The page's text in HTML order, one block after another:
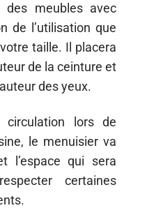
des meubles avec
de l’utilisation que
taille. Il placera
de la ceinture et
des yeux.
lors de
le menuisier va
l’espace qui sera
certaines